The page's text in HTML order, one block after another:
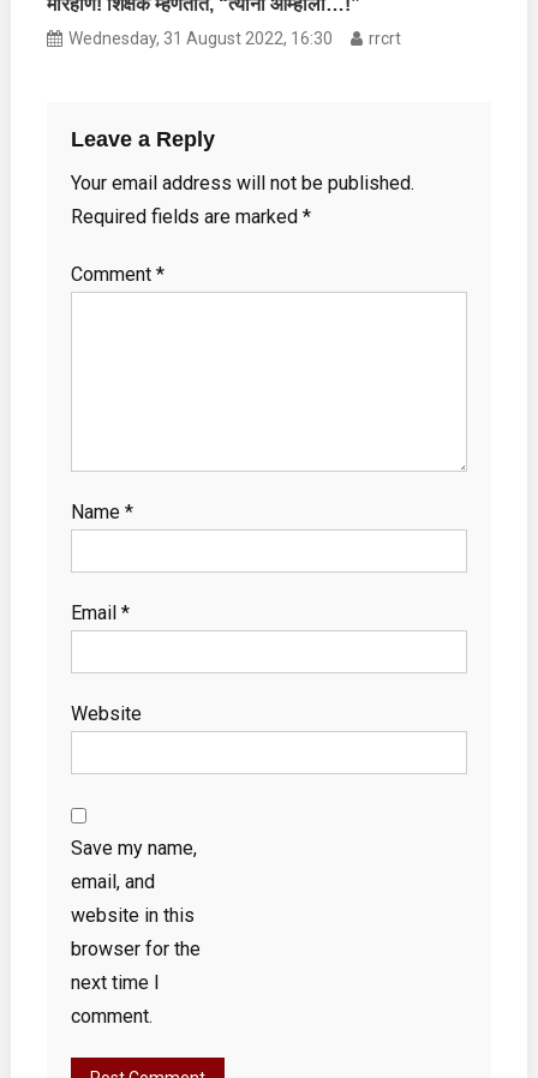
मारहाण! शिक्षक म्हणतात, “त्यांनी आम्हाला…!”
Wednesday, 31 August 2022, 16:30 rrcrt
Leave a Reply
Your email address will not be published.
Required fields are marked *
Comment *
Name *
Email *
Website
Save my name,
email, and
website in this
browser for the
next time I
comment.